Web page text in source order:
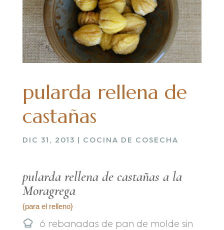
pularda rellena de
castañas
DIC 31, 2013 | COCINA DE COSECHA
pularda rellena de castañas a la
Moragrega
{para el relleno}
6 rebanadas de pan de molde sin